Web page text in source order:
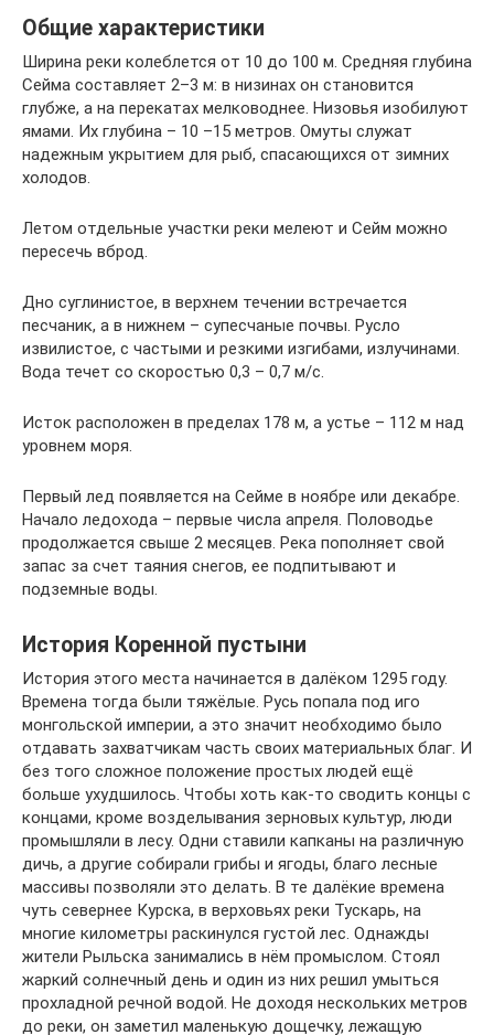
Общие характеристики
Ширина реки колеблется от 10 до 100 м. Средняя глубина
Сейма составляет 2–3 м: в низинах он становится
глубже, а на перекатах мелководнее. Низовья изобилуют
ямами. Их глубина – 10 –15 метров. Омуты служат
надежным укрытием для рыб, спасающихся от зимних
холодов.
Летом отдельные участки реки мелеют и Сейм можно
пересечь вброд.
Дно суглинистое, в верхнем течении встречается
песчаник, а в нижнем – супесчаные почвы. Русло
извилистое, с частыми и резкими изгибами, излучинами.
Вода течет со скоростью 0,3 – 0,7 м/с.
Исток расположен в пределах 178 м, а устье – 112 м над
уровнем моря.
Первый лед появляется на Сейме в ноябре или декабре.
Начало ледохода – первые числа апреля. Половодье
продолжается свыше 2 месяцев. Река пополняет свой
запас за счет таяния снегов, ее подпитывают и
подземные воды.
История Коренной пустыни
История этого места начинается в далёком 1295 году.
Времена тогда были тяжёлые. Русь попала под иго
монгольской империи, а это значит необходимо было
отдавать захватчикам часть своих материальных благ. И
без того сложное положение простых людей ещё
больше ухудшилось. Чтобы хоть как-то сводить концы с
концами, кроме возделывания зерновых культур, люди
промышляли в лесу. Одни ставили капканы на различную
дичь, а другие собирали грибы и ягоды, благо лесные
массивы позволяли это делать. В те далёкие времена
чуть севернее Курска, в верховьях реки Тускарь, на
многие километры раскинулся густой лес. Однажды
жители Рыльска занимались в нём промыслом. Стоял
жаркий солнечный день и один из них решил умыться
прохладной речной водой. Не доходя нескольких метров
до реки, он заметил маленькую дощечку, лежащую